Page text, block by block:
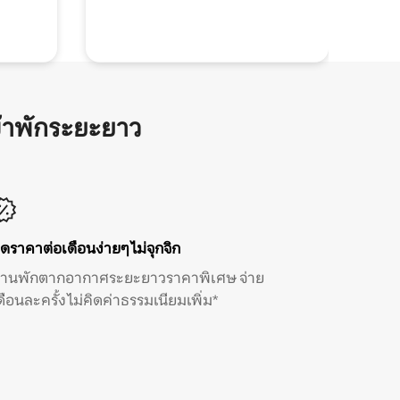
พักระยะยาว
ราคาต่อเดือนง่ายๆ ไม่จุกจิก
นพักตากอากาศระยะยาวราคาพิเศษ จ่าย
อนละครั้ง ไม่คิดค่าธรรมเนียมเพิ่ม*